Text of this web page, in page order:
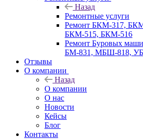
Назад
Ремонтные услуги
Ремонт БКМ-317,
БКМ-515, БКМ-516
Ремонт Буровых
БМ-831, МБШ-818,
Отзывы
О компании
Назад
О компании
О нас
Новости
Кейсы
Блог
Контакты